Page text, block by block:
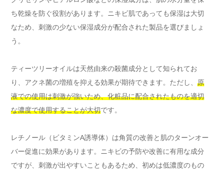
ち乾燥を防ぐ役割があります。ニキビ肌であっても保湿は大切
なため、刺激の少ない保湿成分が配合された製品を選びましょ
う。
ティーツリーオイルは天然由来の殺菌成分として知られてお
り、アクネ菌の増殖を抑える効果が期待できます。ただし、 原
液での使用は刺激が強いため、化粧品に配合されたものを適切
な濃度で使用することが大切です。
レチノール（ビタミンA誘導体）は角質の改善と肌のターンオー
バー促進に効果があります。ニキビの予防や改善に有用な成分
ですが、刺激が出やすいこともあるため、初めは低濃度のもの